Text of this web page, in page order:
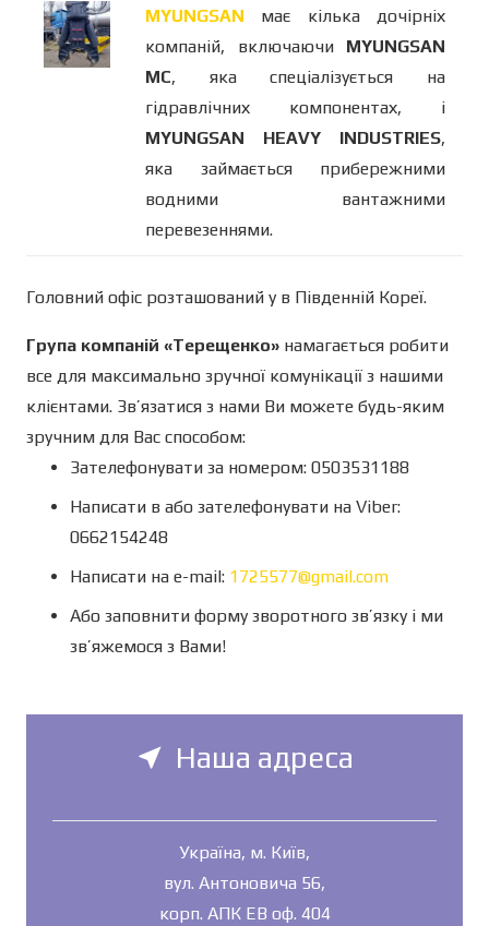
MYUNGSAN має кілька дочірніх
компаній, включаючи MYUNGSAN
MC, яка спеціалізується на
гідравлічних компонентах, і
MYUNGSAN HEAVY INDUSTRIES,
яка займається прибережними
водними вантажними
перевезеннями.
Головний офіс розташований у в Південній Кореї.
Група компаній «Терещенко» намагається робити
все для максимально зручної комунікації з нашими
клієнтами. Зв’язатися з нами Ви можете будь-яким
зручним для Вас способом:
Зателефонувати за номером: 0503531188
Написати в або зателефонувати на Viber:
0662154248
Написати на e-mail: 1725577@gmail.com
Або заповнити форму зворотного зв’язку і ми
зв’яжемося з Вами!
near_me Наша адреса
Україна, м. Київ,
вул. Антоновича 56,
корп. АПК ЕВ оф. 404